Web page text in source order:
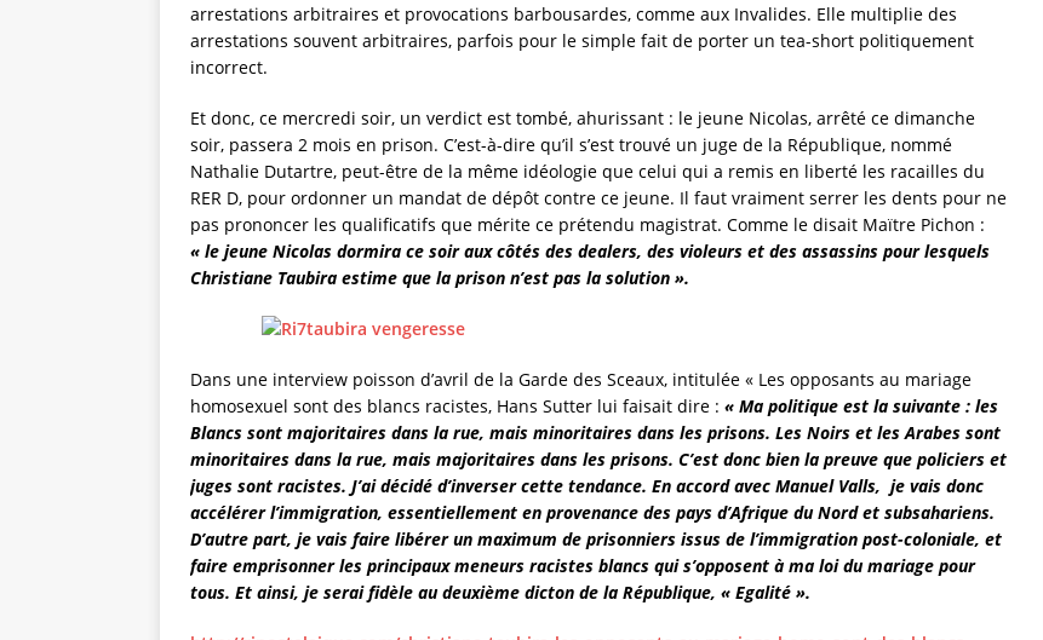
arrestations arbitraires et provocations barbousardes, comme aux Invalides. Elle multiplie des
arrestations souvent arbitraires, parfois pour le simple fait de porter un tea-short politiquement
incorrect.
Et donc, ce mercredi soir, un verdict est tombé, ahurissant : le jeune Nicolas, arrêté ce dimanche
soir, passera 2 mois en prison. C’est-à-dire qu’il s’est trouvé un juge de la République, nommé
Nathalie Dutartre, peut-être de la même idéologie que celui qui a remis en liberté les racailles du
RER D, pour ordonner un mandat de dépôt contre ce jeune. Il faut vraiment serrer les dents pour ne
pas prononcer les qualificatifs que mérite ce prétendu magistrat. Comme le disait Maïtre Pichon :
« le jeune Nicolas dormira ce soir aux côtés des dealers, des violeurs et des assassins pour lesquels
Christiane Taubira estime que la prison n’est pas la solution ».
Dans une interview poisson d’avril de la Garde des Sceaux, intitulée « Les opposants au mariage
homosexuel sont des blancs racistes, Hans Sutter lui faisait dire : « Ma politique est la suivante : les
Blancs sont majoritaires dans la rue, mais minoritaires dans les prisons. Les Noirs et les Arabes sont
minoritaires dans la rue, mais majoritaires dans les prisons. C’est donc bien la preuve que policiers et
juges sont racistes. J’ai décidé d’inverser cette tendance. En accord avec Manuel Valls, je vais donc
accélérer l’immigration, essentiellement en provenance des pays d’Afrique du Nord et subsahariens.
D’autre part, je vais faire libérer un maximum de prisonniers issus de l’immigration post-coloniale, et
faire emprisonner les principaux meneurs racistes blancs qui s’opposent à ma loi du mariage pour
tous. Et ainsi, je serai fidèle au deuxième dicton de la République, « Egalité ».